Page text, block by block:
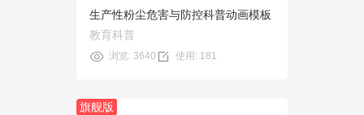
生产性粉尘危害与防控科普动画模板
教育科普
浏览: 3640 使用: 181
旗舰版